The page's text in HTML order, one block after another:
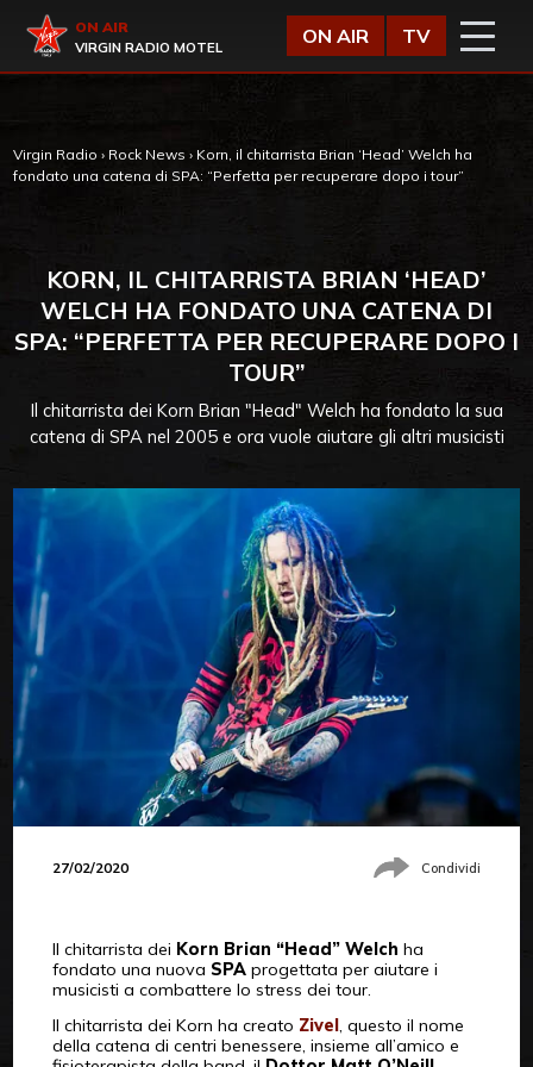
Virgin Radio
ON AIR
VIRGIN RADIO MOTEL
ON AIR TV
Virgin Radio › Rock News › Korn, il chitarrista Brian ‘Head’ Welch ha
fondato una catena di SPA: “Perfetta per recuperare dopo i tour”
KORN, IL CHITARRISTA BRIAN ‘HEAD’
WELCH HA FONDATO UNA CATENA DI
SPA: “PERFETTA PER RECUPERARE DOPO I
TOUR”
Il chitarrista dei Korn Brian "Head" Welch ha fondato la sua
catena di SPA nel 2005 e ora vuole aiutare gli altri musicisti
27/02/2020 Condividi
Il chitarrista dei Korn Brian “Head” Welch ha
fondato una nuova SPAprogettata per aiutare i
musicisti a combattere lo stress dei tour.
Il chitarrista dei Korn ha creato Zivel, questo il nome
della catena di centri benessere, insieme all’amico e